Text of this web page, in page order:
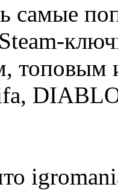
самые